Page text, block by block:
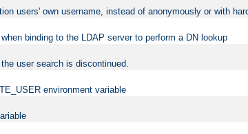
users' own username, instead of anonymously or with
binding to the LDAP server to perform a DN lookup
user search is discontinued.
environment variable